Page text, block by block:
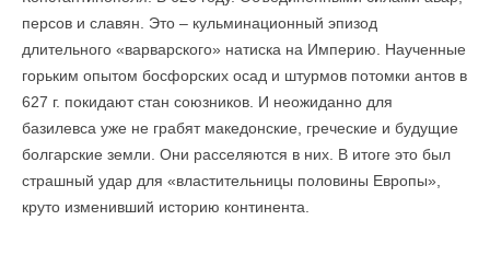
персов и славян. Это – кульминационный эпизод
длительного «варварского» натиска на Империю. Наученные
горьким опытом босфорских осад и штурмов потомки антов в
627 г. покидают стан союзников. И неожиданно для
базилевса уже не грабят македонские, греческие и будущие
болгарские земли. Они расселяются в них. В итоге это был
страшный удар для «властительницы половины Европы»,
круто изменивший историю континента.